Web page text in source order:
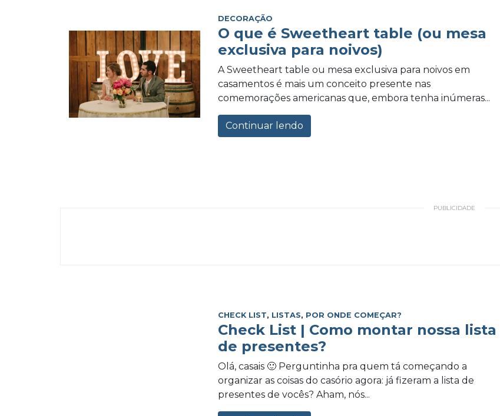
DECORAÇÃO
O que é Sweetheart table (ou mesa
exclusiva para noivos)
A Sweetheart table ou mesa exclusiva para noivos em
casamentos é mais um conceito presente nas
comemorações americanas que, embora tenha inúmeras...
Continuar lendo
PUBLICIDADE
CHECK LIST, LISTAS, POR ONDE COMEÇAR?
Check List | Como montar nossa lista
de presentes?
Olá, casais 🙂 Perguntinha pra quem tá começando a
organizar as coisas do casório agora: já fizeram a lista de
presentes de vocês? Aham, nós...